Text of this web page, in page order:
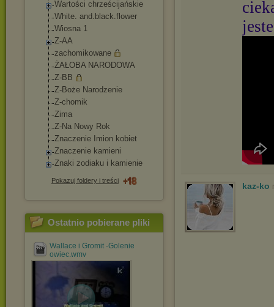
Wartości chrześcijańskie
White. and.black.flower
Wiosna 1
Z-AA
zachomikowane
ŻAŁOBA NARODOWA
Z-BB
Z-Boże Narodzenie
Z-chomik
Zima
Z-Na Nowy Rok
Znaczenie Imion kobiet
Znaczenie kamieni
Znaki zodiaku i kamienie
Pokazuj foldery i treści
Ostatnio pobierane pliki
Wallace i Gromit -Golenie
owiec.wmv
kaz-ko